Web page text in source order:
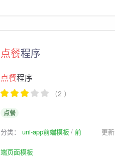
点餐程序
点餐程序
（2 ）
点餐
分类： uni-app前端模板 前
端页面模板
更